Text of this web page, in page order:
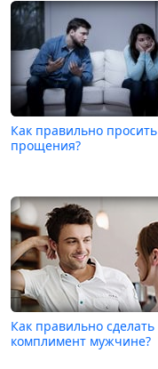
Как правильно просить
прощения?
Как правильно сделать
комплимент мужчине?